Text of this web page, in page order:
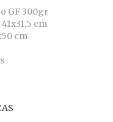
GF 300gr
cm
cm